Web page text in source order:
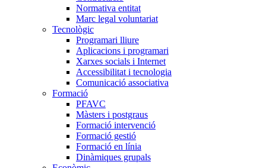
Normativa entitat
Marc legal voluntariat
Tecnològic
Programari lliure
Aplicacions i programari
Xarxes socials i Internet
Accessibilitat i tecnologia
Comunicació associativa
Formació
PFAVC
Màsters i postgraus
Formació intervenció
Formació gestió
Formació en línia
Dinàmiques grupals